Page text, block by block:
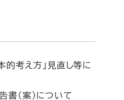
本的考え方｣見直し等に
書（案）について